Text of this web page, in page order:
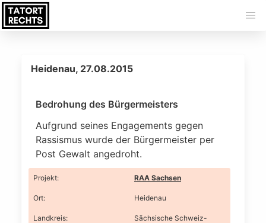
Heidenau, 27.08.2015
Bedrohung des Bürgermeisters
Aufgrund seines Engagements gegen
Rassismus wurde der Bürgermeister per
Post Gewalt angedroht.
Projekt: RAA Sachsen
Ort: Heidenau
Landkreis:
Sächsische Schweiz-